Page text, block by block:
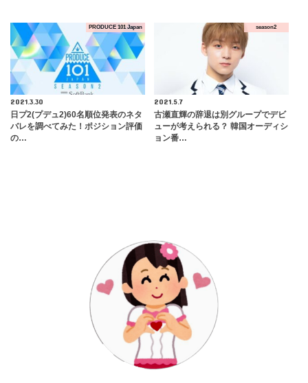
PRODUCE 101 Japan
2021.3.30
日プ2(プデュ2)60名順位発表のネタ
バレを調べてみた！ポジション評価
の…
season2
2021.5.7
古瀬直輝の辞退は別グループでデビ
ューが考えられる？ 韓国オーディシ
ョン番…